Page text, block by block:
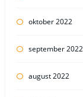
oktober 2022
september 2022
august 2022